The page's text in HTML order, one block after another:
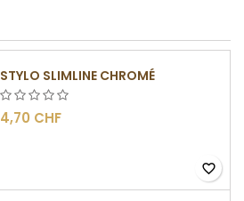
STYLO SLIMLINE CHROMÉ
4,70 CHF
favorite_border